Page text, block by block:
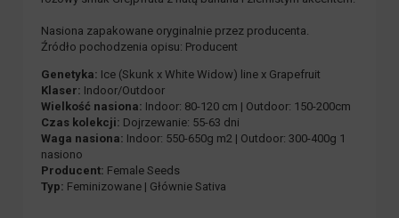
Nasiona zapakowane oryginalnie przez producenta.
Źródło pochodzenia opisu: Producent
Genetyka: Ice (Skunk x White Widow) line x Grapefruit
Klaser: Indoor/Outdoor
Wielkość nasiona: Indoor: 80-120 cm | Outdoor: 150-200cm
Czas kolekcji: Dojrzewanie: 55-63 dni
Waga nasiona: Indoor: 550-650g m2 | Outdoor: 300-400g 1
nasiono
Producent: Female Seeds
Typ: Feminizowane | Głównie Sativa